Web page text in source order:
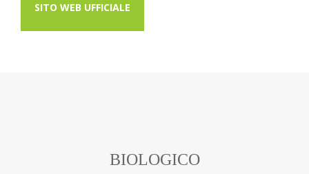
SITO WEB UFFICIALE
BIOLOGICO